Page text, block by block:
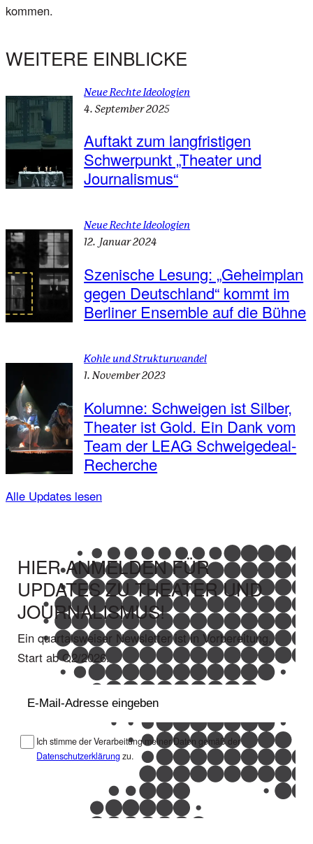
kommen.
WEITERE EINBLICKE
Neue Rechte Ideologien
4. September 2025
Auftakt zum langfristigen
Schwerpunkt „Theater und
Journalismus“
Neue Rechte Ideologien
12. Januar 2024
Szenische Lesung: „Geheimplan
gegen Deutschland“ kommt im
Berliner Ensemble auf die Bühne
Kohle und Strukturwandel
1. November 2023
Kolumne: Schweigen ist Silber,
Theater ist Gold. Ein Dank vom
Team der LEAG Schweigedeal-
Recherche
Alle Updates lesen
HIER ANMELDEN FÜR
UPDATES ZU THEATER UND
JOURNALISMUS!
Ein quartalsweiser Newsletter ist in Vorbereitung,
Start ab Q2/2026.
Mail(erforderlich)
Datenschutz(erforderlich)
Ich stimme der Verarbeitung meiner Daten gemäß der
Datenschutzerklärungzu.